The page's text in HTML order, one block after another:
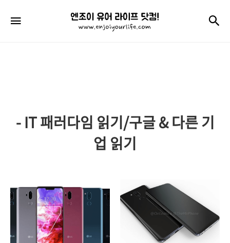
엔
조
이
프
- IT 패러다임 읽기/구글 & 다른 기
업 읽기